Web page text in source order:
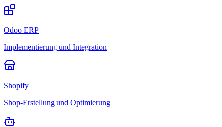
Odoo ERP
Implementierung und Integration
Shopify
Shop-Erstellung und Optimierung